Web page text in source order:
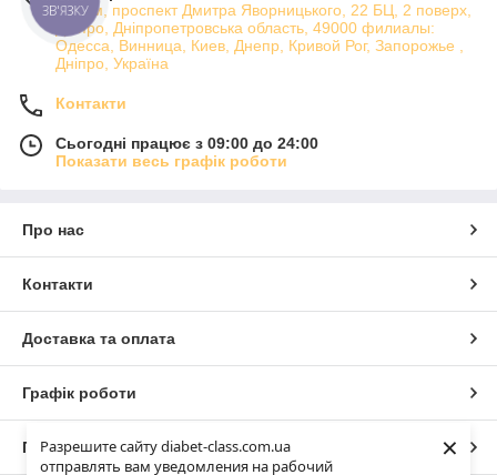
Разрешите сайту diabet-class.com.ua
отправлять вам уведомления на рабочий
×
Атріум, проспект Дмитра Яворницького, 22 БЦ, 2 поверх,
Дніпро, Дніпропетровська область, 49000 филиалы:
Одесса, Винница, Киев, Днепр, Кривой Рог, Запорожье ,
Дніпро, Україна
Контакти
Сьогодні працює з 09:00 до 24:00
Показати весь графік роботи
Про нас
Контакти
Доставка та оплата
Графік роботи
Повна версія сайту
ЗВ'ЯЗКУ